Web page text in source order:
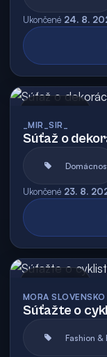
Ukončené 24. 8.
_MIR_SIR_
Súťaž o
Ukončené 23. 8.
MORA SLOVENSKO
Súťažte o
Fashion &